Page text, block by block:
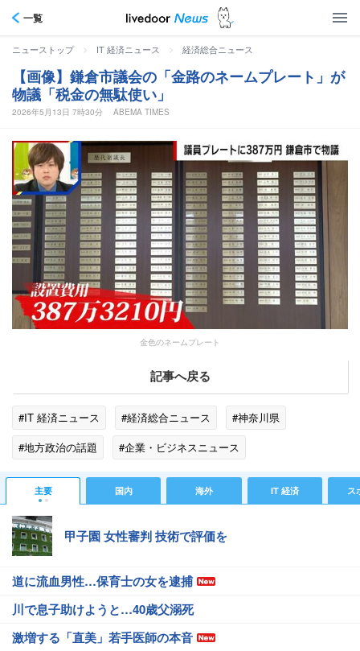
一覧
ニューストップ > IT 経済ニュース > 経済総合ニュース
【画像】鎌倉市議会の「金路のネームプレート」が
物議「税金の無駄使い」
2026年5月13日 7時30分 ABEMA TIMES
金色のネームプレート
記事へ戻る
#IT 経済ニュース #経済総合ニュース
#神奈川県
#地方政治の話題
#企業・ビジネスニュース
主要 国内 海外 IT 経済 ス
甲子園 女性審判 技術で評価を
道に流血男性…保育士の女を逮捕
川で息子助けようと…40歳父溺死
激増する「直美」若手医師の本音